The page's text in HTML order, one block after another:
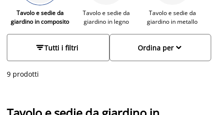
Tavolo e sedie da
giardino in composito
Tavolo e sedie da
giardino in legno
Tavolo e sedie da
giardino in metallo
Tutti i filtri 
Ordina per
9 prodotti